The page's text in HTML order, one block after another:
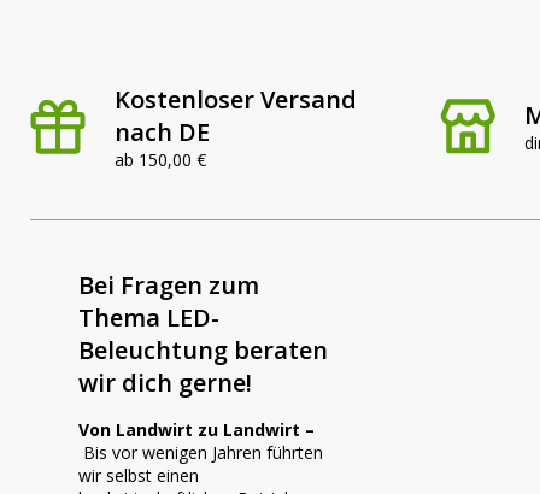
Kostenloser Versand
nach DE
ab 150,00 €
Bei Fragen zum
Thema LED-
Beleuchtung beraten
wir dich gerne!
Von Landwirt zu Landwirt –
Bis vor wenigen Jahren führten
wir selbst einen